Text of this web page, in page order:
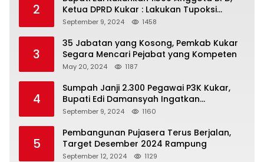
2
Ketua DPRD Kukar : Lakukan Tupoksi
Dengan Baik Untuk Wujudkan
September 9, 2024 1458
3
35 Jabatan yang Kosong, Pemkab Kukar
Segara Mencari Pejabat yang Kompeten
May 20, 2024 1187
4
Sumpah Janji 2.300 Pegawai P3K Kukar,
Bupati Edi Damansyah Ingatkan
Tanggung Jawab Baru
September 9, 2024 1160
5
Pembangunan Pujasera Terus Berjalan,
Target Desember 2024 Rampung
September 12, 2024 1129